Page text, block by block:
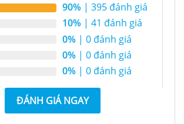
90% | 395 đánh giá
10% | 41 đánh giá
0% | 0 đánh giá
0% | 0 đánh giá
0% | 0 đánh giá
ĐÁNH GIÁ NGAY